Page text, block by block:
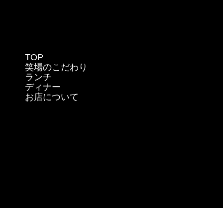
TOP
笑場のこだわり
ランチ
ディナー
お店について